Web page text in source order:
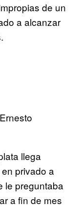
de un
a alcanzar
llega
privado a
le preguntaba
a fin de mes